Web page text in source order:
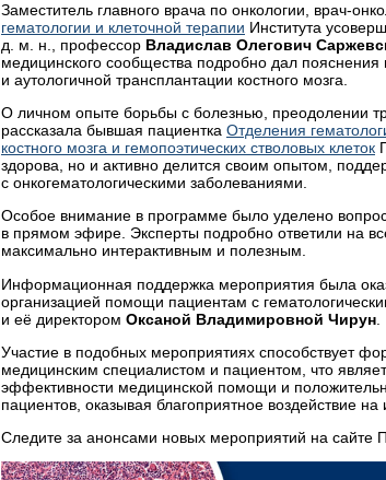
Заместитель главного врача по онкологии, врач-
гематологии и клеточной терапии Института
д. м. н., профессор Владислав Олегович
медицинского сообщества подробно дал
и аутологичной трансплантации костного мозга.
О личном опыте борьбы с болезнью, преодолении
рассказала бывшая пациентка Отделения
костного мозга и гемопоэтических стволовых клеток
здорова, но и активно делится своим опытом,
с онкогематологическими заболеваниями.
Особое внимание в программе было уделено
в прямом эфире. Эксперты подробно ответили на
максимально интерактивным и полезным.
Информационная поддержка мероприятия была
организацией помощи пациентам с
и её директором Оксаной Владимировной Чирун
Участие в подобных мероприятиях способствует
медицинским специалистом и пациентом, что
эффективности медицинской помощи и
пациентов, оказывая благоприятное воздействие
Следите за анонсами новых мероприятий на сайте